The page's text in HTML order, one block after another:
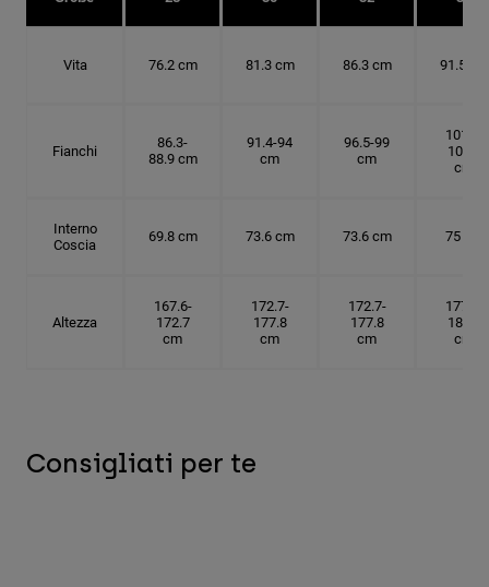
Vita 76.2 cm 81.3 cm 86.3 cm 91.5 cm
Fianchi
86.3-
88.9 cm
91.4-94
cm
96.5-99
cm
101.6-
104.1
cm
Interno
Coscia
69.8 cm 73.6 cm 73.6 cm 75 cm
Altezza
167.6-
172.7
cm
172.7-
177.8
cm
172.7-
177.8
cm
177.8-
182.9
cm
Consigliati per te